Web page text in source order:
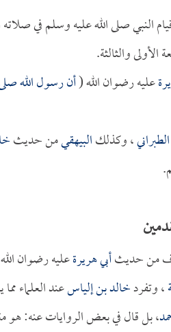
النبي صلى الله عليه وسلم في صلاته
والثالثة.
عليه رضوان الله (أن رسول الله
الطبراني، وكذلكالبيهقيمن حديث
من حديثأبي هريرةعليه رضوان
، وتفردخالد بن إلياسعند العلماء
، بل قال في بعض الروايات عنه: